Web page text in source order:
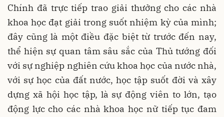
Chính đã trực tiếp trao giải thưởng cho các nhà
khoa học đạt giải trong suốt nhiệm kỳ của mình;
đây cũng là một điều đặc biệt từ trước đến nay,
thể hiện sự quan tâm sâu sắc của Thủ tướng đối
với sự nghiệp nghiên cứu khoa học của nước nhà,
với sự học của đất nước, học tập suốt đời và xây
dựng xã hội học tập, là sự động viên to lớn, tạo
động lực cho các nhà khoa học nữ tiếp tục đam